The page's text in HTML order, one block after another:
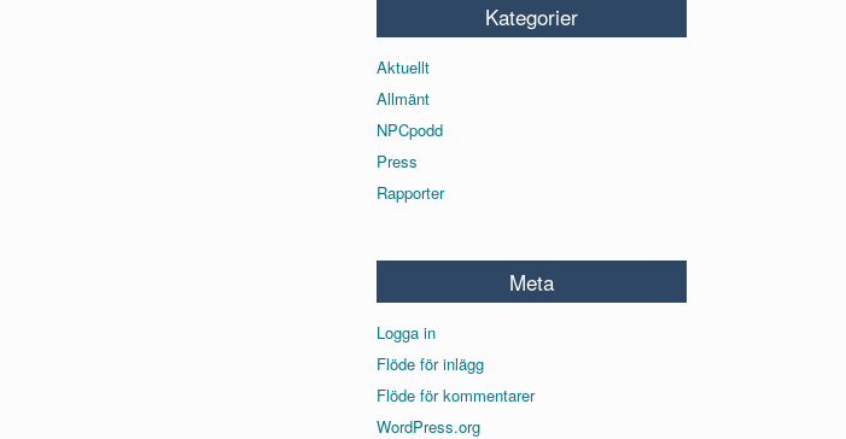
Kategorier
Aktuellt
Allmänt
NPCpodd
Press
Rapporter
Meta
Logga in
Flöde för inlägg
Flöde för kommentarer
WordPress.org